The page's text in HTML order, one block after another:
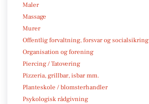
Maler
Massage
Murer
Offentlig forvaltning, forsvar og socialsikring
Organisation og forening
Piercing / Tatovering
Pizzeria, grillbar, isbar mm.
Planteskole / blomsterhandler
Psykologisk rådgivning